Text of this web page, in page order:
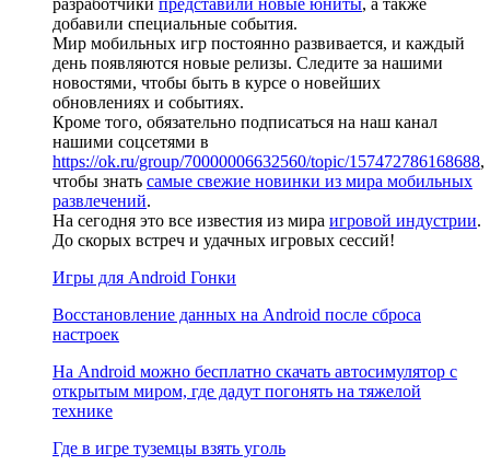
добавили специальные события.
Мир мобильных игр постоянно развивается, и каждый
день появляются новые релизы. Следите за нашими
новостями, чтобы быть в курсе о новейших
обновлениях и событиях.
Кроме того, обязательно подписаться на наш канал
нашими соцсетями в
https://ok.ru/group/70000006632560/topic/157472786168688,
чтобы знать самые свежие новинки из мира мобильных
развлечений.
На сегодня это все известия из мира игровой индустрии.
До скорых встреч и удачных игровых сессий!
Игры для Android Гонки
Восстановление данных на Android после сброса
настроек
На Android можно бесплатно скачать автосимулятор с
открытым миром, где дадут погонять на тяжелой
технике
Где в игре туземцы взять уголь